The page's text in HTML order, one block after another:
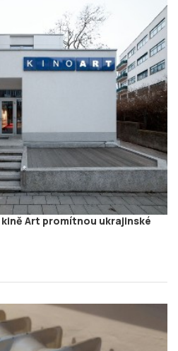
kině Art promítnou ukrajinské